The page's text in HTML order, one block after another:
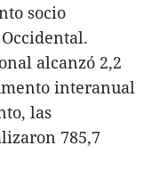
socio
alcanzó 2,2
interanual
las
785,7